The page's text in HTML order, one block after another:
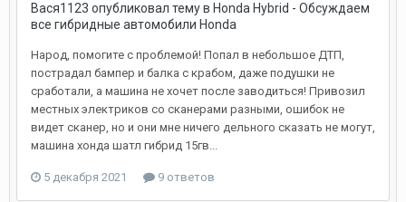
Вася1123 опубликовал тему в Honda Hybrid - Обсуждаем
все гибридные автомобили Honda
Народ, помогите с проблемой! Попал в небольшое ДТП,
пострадал бампер и балка с крабом, даже подушки не
сработали, а машина не хочет после заводиться! Привозил
местных электриков со сканерами разными, ошибок не
видет сканер, но и они мне ничего дельного сказать не могут,
машина хонда шатл гибрид 15гв...
5 декабря 2021 9 ответов